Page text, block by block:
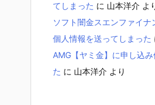
てしまった に 山本洋介 よ
ソフト闇金スエンファイ
個人情報を送ってしまった
AMG【ヤミ金】に申し込
た に 山本洋介 より